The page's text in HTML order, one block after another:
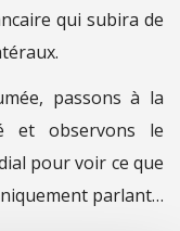
qui subira de
passons à la
et observons le
pour voir ce que
parlant…